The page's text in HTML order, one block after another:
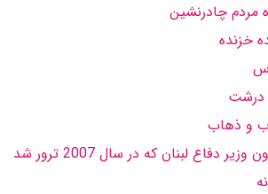
مردم چادرنشین
خزنده
درشت
و ذهاب
وزیر دفاع لبنان که در سال 2007 ترور شد